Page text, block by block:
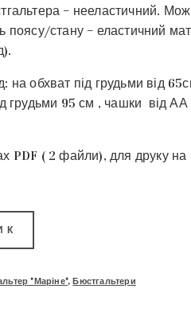
– нееластичний.
поясу/стану – еластичний
на обхват під грудьми від
95 см , чашки від АА
PDF ( 2 файли), для друку на
"Маріне",Бюстгальтери